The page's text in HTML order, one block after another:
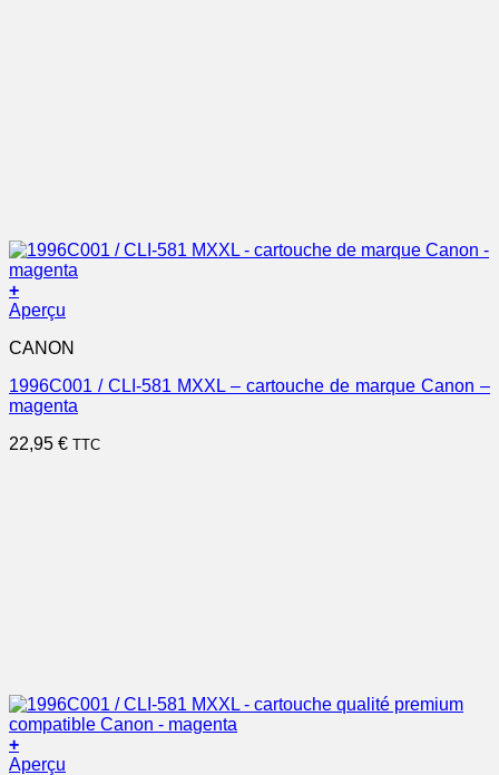
+
Aperçu
CANON
1996C001 / CLI-581 MXXL – cartouche de marque Canon –
magenta
22,95 € TTC
+
Aperçu